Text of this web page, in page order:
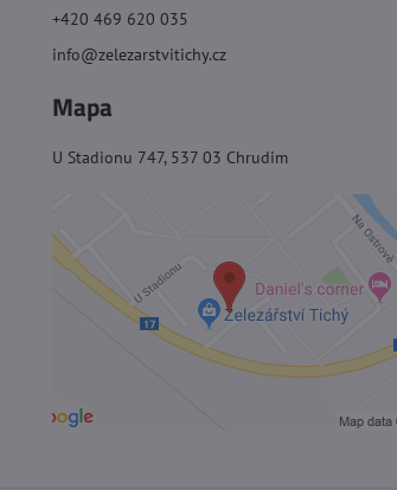
+420 469 620 035
info@zelezarstvitichy.cz
Mapa
U Stadionu 747, 537 03 Chrudim